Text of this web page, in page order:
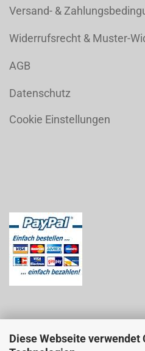
Diese Webseite verwendet
Versand- &
Widerrufsrecht & Muster-
AGB
Datenschutz
Cookie Einstellungen